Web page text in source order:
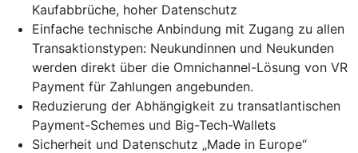
Kaufabbrüche, hoher Datenschutz
Einfache technische Anbindung mit Zugang zu allen
Transaktionstypen: Neukundinnen und Neukunden
werden direkt über die Omnichannel-Lösung von VR
Payment für Zahlungen angebunden.
Reduzierung der Abhängigkeit zu transatlantischen
Payment-Schemes und Big-Tech-Wallets
Sicherheit und Datenschutz „Made in Europe“